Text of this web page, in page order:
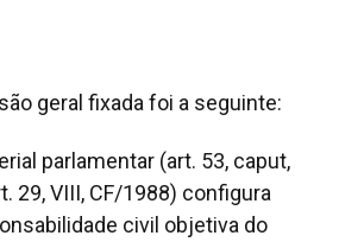
geral fixada foi a seguinte:
parlamentar (art. 53, caput,
29, VIII, CF/1988) configura
civil objetiva do